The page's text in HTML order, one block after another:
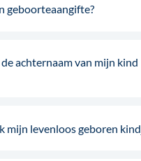
geboorteaangifte?
achternaam van mijn kind
mijn levenloos geboren